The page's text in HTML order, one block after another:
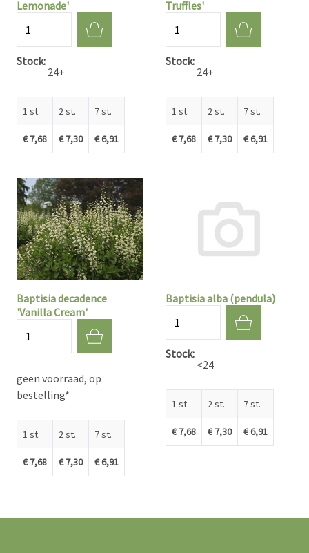
Lemonade'
Stock
24+
1 st.
€ 7,68
2 st.
€ 7,30
7 st.
€ 6,91
Truffles'
Stock
24+
1 st.
€ 7,68
2 st.
€ 7,30
7 st.
€ 6,91
Baptisia decadence
'Vanilla Cream'
geen voorraad, op
bestelling*
1 st.
€ 7,68
2 st.
€ 7,30
7 st.
€ 6,91
Baptisia alba (pendula)
Stock
<24
1 st.
€ 7,68
2 st.
€ 7,30
7 st.
€ 6,91